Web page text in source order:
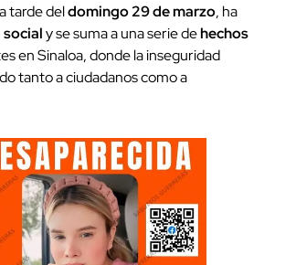
tarde deldomingo 29 de marzo, ha
socialy se suma a una serie dehechos
en Sinaloa, donde la inseguridad
tanto a ciudadanos como a